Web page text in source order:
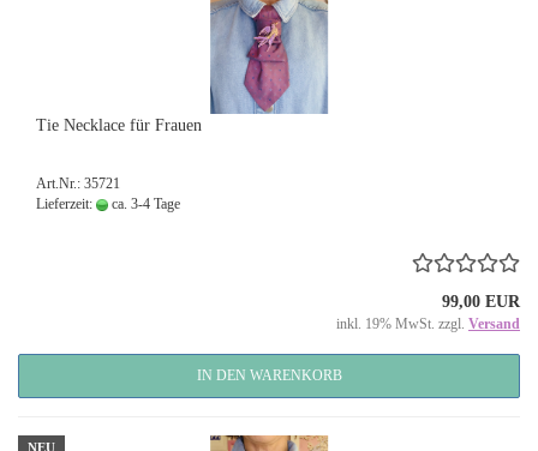
Tie Necklace für Frauen
Art.Nr.: 35721
Lieferzeit:
ca. 3-4 Tage
99,00 EUR
inkl. 19% MwSt. zzgl. Versand
IN DEN WARENKORB
NEU